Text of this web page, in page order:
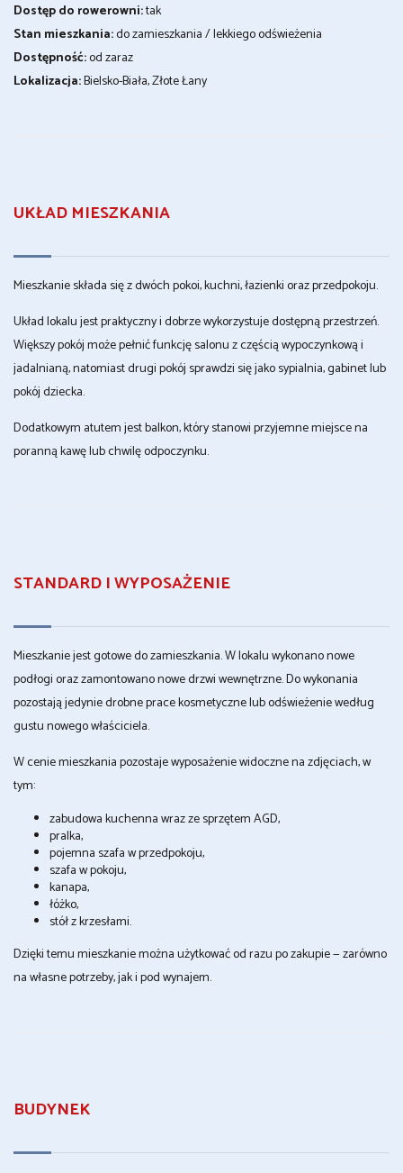
Dostęp do rowerowni:tak
Stan mieszkania:do zamieszkania / lekkiego odświeżenia
Dostępność:od zaraz
Lokalizacja:Bielsko-Biała, Złote Łany
UKŁAD MIESZKANIA
Mieszkanie składa się z dwóch pokoi, kuchni, łazienki oraz przedpokoju.
Układ lokalu jest praktyczny i dobrze wykorzystuje dostępną przestrzeń.
Większy pokój może pełnić funkcję salonu z częścią wypoczynkową i
jadalnianą, natomiast drugi pokój sprawdzi się jako sypialnia, gabinet lub
pokój dziecka.
Dodatkowym atutem jest balkon, który stanowi przyjemne miejsce na
poranną kawę lub chwilę odpoczynku.
STANDARD I WYPOSAŻENIE
Mieszkanie jest gotowe do zamieszkania. W lokalu wykonano nowe
podłogi oraz zamontowano nowe drzwi wewnętrzne. Do wykonania
pozostają jedynie drobne prace kosmetyczne lub odświeżenie według
gustu nowego właściciela.
W cenie mieszkania pozostaje wyposażenie widoczne na zdjęciach, w
tym:
zabudowa kuchenna wraz ze sprzętem AGD,
pralka,
pojemna szafa w przedpokoju,
szafa w pokoju,
kanapa,
łóżko,
stół z krzesłami.
Dzięki temu mieszkanie można użytkować od razu po zakupie — zarówno
na własne potrzeby, jak i pod wynajem.
BUDYNEK